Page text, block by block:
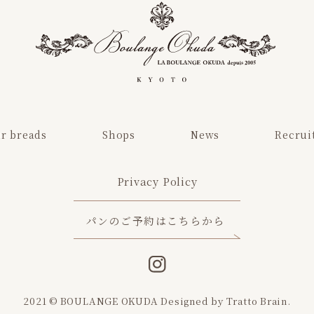
breads Shops News
Privacy Policy
パンのご予約はこちらから
2021 © BOULANGE OKUDADesigned by Tratto Brain .